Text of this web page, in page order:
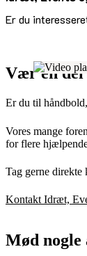
Er du
Vær en del
Er du til
Vores mange
for flere
Tag gerne
Kontakt Idræt,
Mød